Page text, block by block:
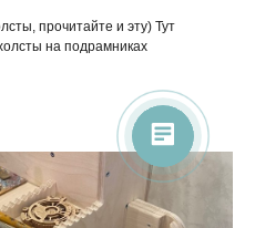
прочитайте и эту) Тут
на подрамниках